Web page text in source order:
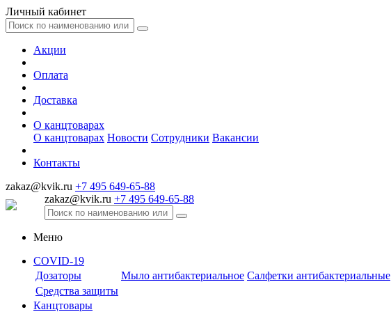
Личный кабинет
Акции
Оплата
Доставка
О канцтоварах
О канцтоварах Новости Сотрудники Вакансии
Контакты
zakaz@kvik.ru +7 495 649-65-88
zakaz@kvik.ru +7 495 649-65-88
Меню
COVID-19
Дозаторы
Мыло антибактериальное Салфетки антибактериальные
Средства защиты
Канцтовары